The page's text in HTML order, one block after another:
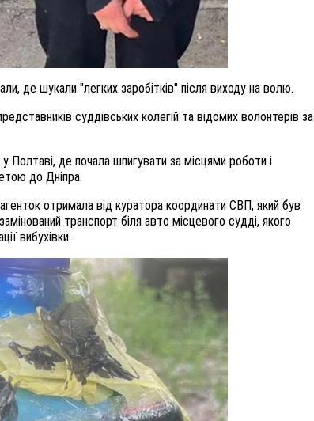
де шукали "легких заробітків" після виходу на волю.
суддівських колегій та відомих волонтерів за
Полтаві, де почала шпигувати за місцями роботи і
до Дніпра.
отримала від куратора координати СВП, який був
транспорт біля авто місцевого судді, якого
вибухівки.